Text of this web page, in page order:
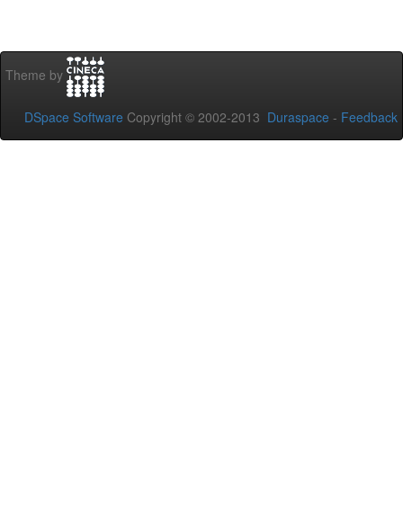
Theme by
DSpace Software Copyright © 2002-2013 Duraspace - Feedback